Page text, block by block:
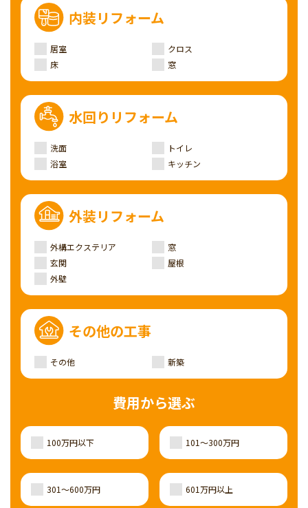
内装リフォーム
居室
クロス
床
窓
水回りリフォーム
洗面
トイレ
浴室
キッチン
外装リフォーム
外構エクステリア
窓
玄関
屋根
外壁
その他の工事
その他 新築
費用から選ぶ
100万円以下 101～300万円
301～600万円 601万円以上